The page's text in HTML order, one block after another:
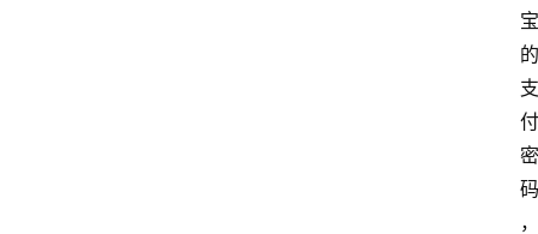
宝
的
支
付
密
码
，